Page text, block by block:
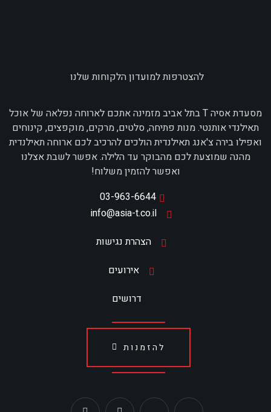
להצטרפות למועדון הלקוחות שלנו
מסעדת אסיה T בתל אביב מזמינה אתכם לארוחה נפלאה של אוכל
תאילנדי אותנטי. מנות פתיחה, סלטים, מרקים, מוקפצים, קינוחים
ואפילו בירה צ'אנג תאילנדית הולכים להרכיב לכם ארוחה תאילנדית
מהנה שמוצעת לכם מהבוקר עד הלילה. אפשר לשבת אצלנו
ואפשר להזמין משלוח!
03-963-6644
info@asia-t.co.il
הצהרת נגישות
אירועים
דרושים
להזמנות